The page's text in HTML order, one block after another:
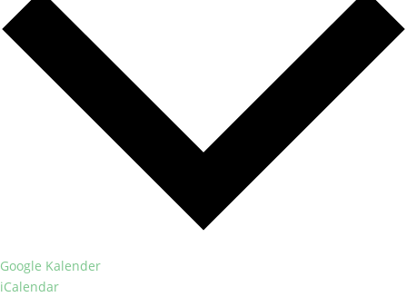
Google Kalender
iCalendar